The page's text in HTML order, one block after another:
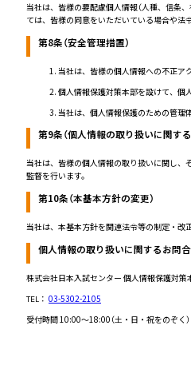
当社は、皆様の要配慮個人情報（人種、信条
ては、皆様の同意をいただいている場合や法
第8条（安全管理措置）
当社は、皆様の個人情報への不正ア
個人情報保護対策本部を設けて、個
当社は、個人情報保護のための管理
第9条（個人情報の取り扱いに関する
当社は、皆様の個人情報の取り扱いに関し、
監督を行います。
第10条（本基本方針の変更）
当社は、本基本方針を関連法令等の制定・改
個人情報の取り扱いに関するお問
株式会社日本入試センター 個人情報保護対策
TEL： 03-5302-2105
受付時間 10:00～18:00（土・日・祝をのぞく）